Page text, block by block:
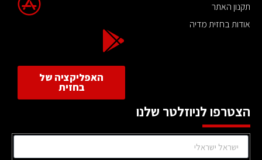
תקנון האתר
אודות בחזית מדיה
האפליקציה של
בחזית
הצטרפו לניוזלטר שלנו